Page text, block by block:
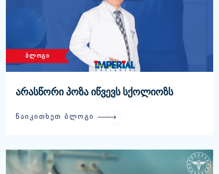
ᲑᲚᲝᲒᲘ
არასწორი პოზა იწვევს სქოლიოზს
ᲬᲐᲘᲙᲘᲗᲮᲔᲗ ᲑᲚᲝᲒᲘ